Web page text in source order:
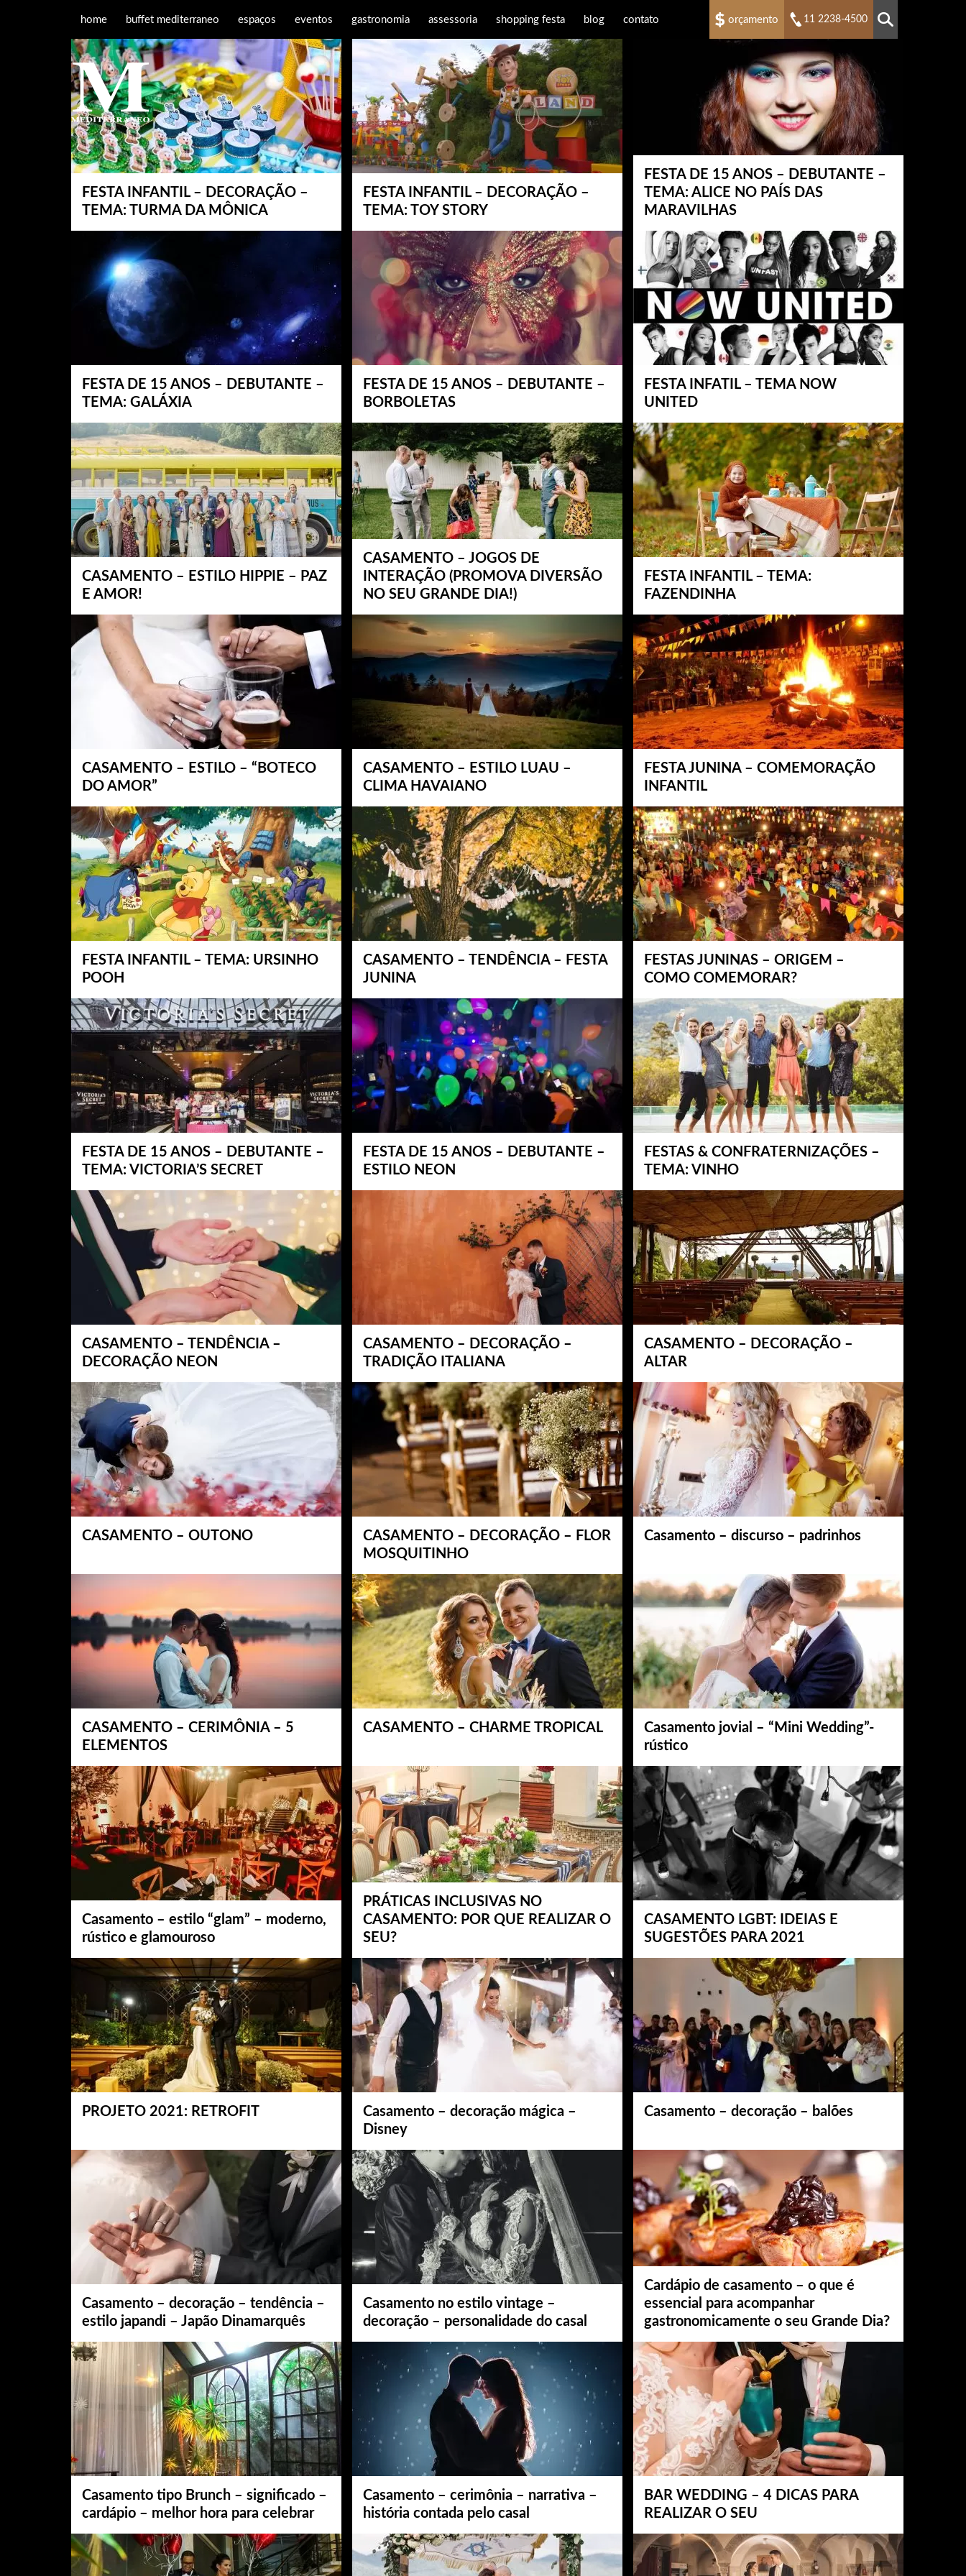
home buffet mediterraneo espaços eventos gastronomia assessoria shopping festa blog contato orçamento 11 2238-4500
FESTA INFANTIL – DECORAÇÃO –
TEMA: TURMA DA MÔNICA
FESTA INFANTIL – DECORAÇÃO –
TEMA: TOY STORY
FESTA DE 15 ANOS – DEBUTANTE –
TEMA: ALICE NO PAÍS DAS
MARAVILHAS
FESTA DE 15 ANOS – DEBUTANTE –
TEMA: GALÁXIA
FESTA DE 15 ANOS – DEBUTANTE –
BORBOLETAS
FESTA INFATIL – TEMA NOW
UNITED
CASAMENTO – ESTILO HIPPIE – PAZ
E AMOR!
CASAMENTO – JOGOS DE
INTERAÇÃO (PROMOVA DIVERSÃO
NO SEU GRANDE DIA!)
FESTA INFANTIL – TEMA:
FAZENDINHA
CASAMENTO – ESTILO – “BOTECO
DO AMOR”
CASAMENTO – ESTILO LUAU –
CLIMA HAVAIANO
FESTA JUNINA – COMEMORAÇÃO
INFANTIL
FESTA INFANTIL – TEMA: URSINHO
POOH
CASAMENTO – TENDÊNCIA – FESTA
JUNINA
FESTAS JUNINAS – ORIGEM –
COMO COMEMORAR?
FESTA DE 15 ANOS – DEBUTANTE –
TEMA: VICTORIA’S SECRET
FESTA DE 15 ANOS – DEBUTANTE –
ESTILO NEON
FESTAS & CONFRATERNIZAÇÕES –
TEMA: VINHO
CASAMENTO – TENDÊNCIA –
DECORAÇÃO NEON
CASAMENTO – DECORAÇÃO –
TRADIÇÃO ITALIANA
CASAMENTO – DECORAÇÃO –
ALTAR
CASAMENTO – OUTONO
CASAMENTO – DECORAÇÃO – FLOR
MOSQUITINHO
Casamento – discurso – padrinhos
CASAMENTO – CERIMÔNIA – 5
ELEMENTOS
CASAMENTO – CHARME TROPICAL
Casamento jovial – “Mini Wedding”-
rústico
Casamento – estilo “glam” – moderno,
rústico e glamouroso
PRÁTICAS INCLUSIVAS NO
CASAMENTO: POR QUE REALIZAR O
SEU?
CASAMENTO LGBT: IDEIAS E
SUGESTÕES PARA 2021
PROJETO 2021: RETROFIT
Casamento – decoração mágica –
Disney
Casamento – decoração – balões
Casamento – decoração – tendência –
estilo japandi – Japão Dinamarquês
Casamento no estilo vintage –
decoração – personalidade do casal
Cardápio de casamento – o que é
essencial para acompanhar
gastronomicamente o seu Grande Dia?
Casamento tipo Brunch – significado –
cardápio – melhor hora para celebrar
Casamento – cerimônia – narrativa –
história contada pelo casal
BAR WEDDING – 4 DICAS PARA
REALIZAR O SEU